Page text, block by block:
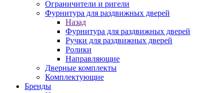
Ограничители и ригели
Фурнитура для раздвижных дверей
Назад
Фурнитура для раздвижных дверей
Ручки для раздвижных дверей
Ролики
Направляющие
Дверные комплекты
Комплектующие
Бренды